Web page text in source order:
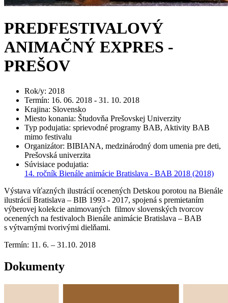
PREDFESTIVALOVÝ
ANIMAČNÝ EXPRES -
PREŠOV
Rok/y: 2018
Termín: 16. 06. 2018 - 31. 10. 2018
Krajina: Slovensko
Miesto konania: Študovňa Prešovskej Univerzity
Typ podujatia: sprievodné programy BAB, Aktivity BAB
mimo festivalu
Organizátor: BIBIANA, medzinárodný dom umenia pre deti,
Prešovská univerzita
Súvisiace podujatia:
14. ročník Bienále animácie Bratislava - BAB 2018 (2018)
Výstava víťazných ilustrácií ocenených Detskou porotou na Bienále
ilustrácií Bratislava – BIB 1993 - 2017, spojená s premietaním
výberovej kolekcie animovaných filmov slovenských tvorcov
ocenených na festivaloch Bienále animácie Bratislava – BAB
s výtvarnými tvorivými dielňami.
Termín: 11. 6. – 31.10. 2018
Dokumenty